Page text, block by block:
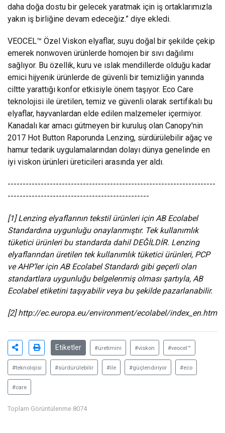
daha doğa dostu bir gelecek yaratmak için iş ortaklarımızla
yakın iş birliğine devam edeceğiz.” diye ekledi.
VEOCEL™ Özel Viskon elyaflar, suyu doğal bir şekilde çekip
emerek nonwoven ürünlerde homojen bir sıvı dağılımı
sağlıyor. Bu özellik, kuru ve ıslak mendillerde olduğu kadar
emici hijyenik ürünlerde de güvenli bir temizliğin yanında
ciltte yarattığı konfor etkisiyle önem taşıyor. Eco Care
teknolojisi ile üretilen, temiz ve güvenli olarak sertifikalı bu
elyaflar, hayvanlardan elde edilen malzemeler içermiyor.
Kanadalı kar amacı gütmeyen bir kuruluş olan Canopy'nin
2017 Hot Button Raporunda Lenzing, sürdürülebilir ağaç ve
hamur tedarik uygulamalarından dolayı dünya genelinde en
iyi viskon ürünleri üreticileri arasında yer aldı.
---------------------------------------------------------------------
-----------------------------------------------
[1]Lenzing elyaflarının tekstil ürünleri için AB Ecolabel
Standardına uygunluğu onaylanmıştır. Tek kullanımlık
tüketici ürünleri bu standarda dahil DEĞİLDİR. Lenzing
elyaflarından üretilen tek kullanımlık tüketici ürünleri, PCP
ve AHP’ler için AB Ecolabel Standardı gibi geçerli olan
standartlara uygunluğu belgelenmiş olması şartıyla, AB
Ecolabel etiketini taşıyabilir veya bu şekilde pazarlanabilir.
[2] http://ec.europa.eu/environment/ecolabel/index_en.htm
Etiketler #üretimini #viskon #veocel™
#teknolojisi #sürdürülebilir #ile #güçlendiriyor #eco
#care
Toplam Görüntülenme 8074